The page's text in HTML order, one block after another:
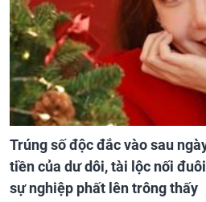
Trúng số độc đắc vào sau
tiền của dư dôi, tài lộc nối
sự nghiệp phất lên trông thấy